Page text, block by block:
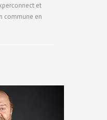
et
commune en